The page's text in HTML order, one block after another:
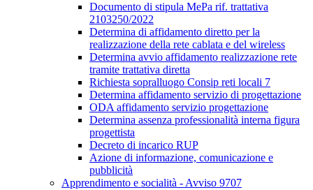
Documento di stipula MePa rif. trattativa
2103250/2022
Determina di affidamento diretto per la
realizzazione della rete cablata e del wireless
Determina avvio affidamento realizzazione rete
tramite trattativa diretta
Richiesta sopralluogo Consip reti locali 7
Determina affidamento servizio di progettazione
ODA affidamento servizio progettazione
Determina assenza professionalità interna figura
progettista
Decreto di incarico RUP
Azione di informazione, comunicazione e
pubblicità
Apprendimento e socialità - Avviso 9707